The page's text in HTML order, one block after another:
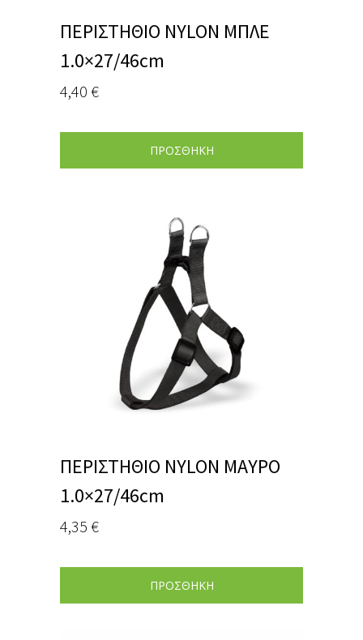
ΠΕΡΙΣΤΗΘΙΟ NYLON ΜΠΛΕ
1.0×27/46cm
4,40 €
ΠΡΟΣΘΗΚΗ
ΠΕΡΙΣΤΗΘΙΟ NYLON ΜΑΥΡΟ
1.0×27/46cm
4,35 €
ΠΡΟΣΘΗΚΗ